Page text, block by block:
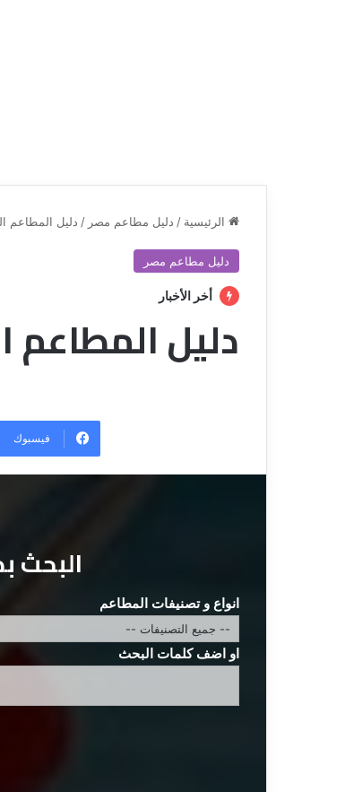
الرئيسية / دليل مطاعم مصر / دليل المطاعم
دليل مطاعم مصر
أخر الأخبار
دليل المطاعم
فيسبوك
البحث
انواع و تصنيفات المطاعم
او اضف كلمات البحث